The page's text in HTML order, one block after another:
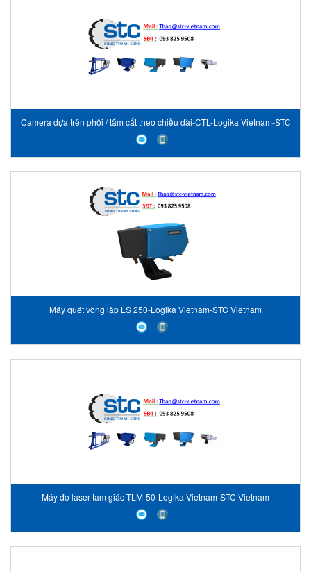
Camera dựa trên phôi / tấm cắt theo chiều dài-CTL-Logika Vietnam-STC
Vietnam
Máy quét vòng lặp LS 250-Logika Vietnam-STC Vietnam
Máy đo laser tam giác TLM-50-Logika Vietnam-STC Vietnam